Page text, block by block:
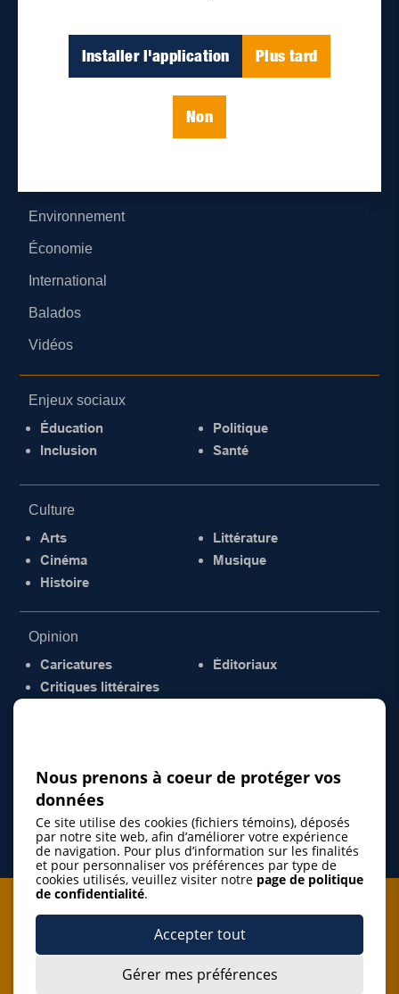
Installer l'application Plus tard
Non
Environnement
Économie
International
Balados
Vidéos
Enjeux sociaux
Éducation
Inclusion
Politique
Santé
Culture
Arts
Cinéma
Histoire
Littérature
Musique
Opinion
Caricatures
Critiques littéraires
Éditoriaux
Je m'abonne à l'infolettre
J’accepte de m’abonner à l’infolettre de La Gazette de la
Nous prenons à coeur de protéger vos
données
Ce site utilise des cookies (fichiers témoins), déposés
par notre site web, afin d’améliorer votre expérience
de navigation. Pour plus d’information sur les finalités
et pour personnaliser vos préférences par type de
cookies utilisés, veuillez visiter notre page de politique
de confidentialité.
Accepter tout
Gérer mes préférences